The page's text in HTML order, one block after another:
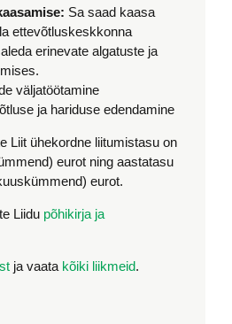
Sa saad kaasa
ettevõtluskeskkonna
erinevate algatuste ja
väljatöötamine
ja hariduse edendamine
Liit ühekordne liitumistasu on
eurot ning aastatasu
eurot.
Liidu põhikirja ja
ja vaata kõiki liikmeid.